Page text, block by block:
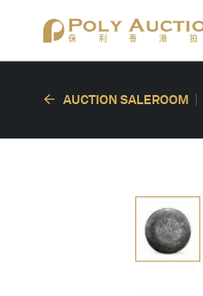
AUCTION SALEROOM